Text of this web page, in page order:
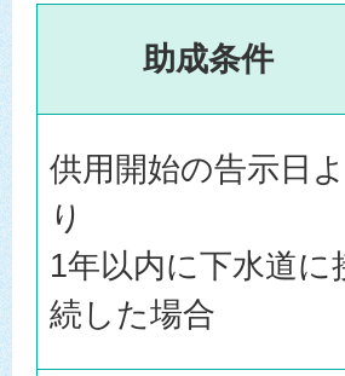
助成条件
供用開始の告示日よ
り
1年以内に下水道に
続した場合